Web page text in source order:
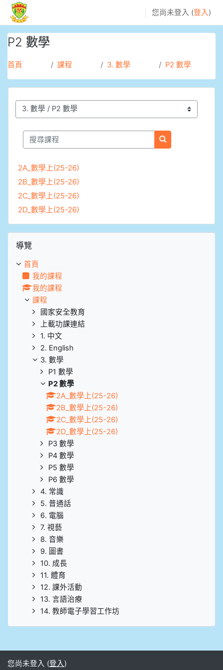
跳至主內容
您尚未登入 (登入 )
P2 數學
首頁 課程 3. 數學 P2 數學
課程類別
搜尋課程
搜尋課程
2A_數學上(25-26)
2B_數學上(25-26)
2C_數學上(25-26)
2D_數學上(25-26)
跳過導覽區塊
導覽
首頁
我的課程
我的課程
課程
國家安全教育
上載功課連結
1. 中文
2. English
3. 數學
P1 數學
P2 數學
2A_數學上(25-26)
2B_數學上(25-26)
2C_數學上(25-26)
2D_數學上(25-26)
P3 數學
P4 數學
P5 數學
P6 數學
4. 常識
5. 普通話
6. 電腦
7. 視藝
8. 音樂
9. 圖書
10. 成長
11. 體育
12. 課外活動
13. 言語治療
14. 教師電子學習工作坊
您尚未登入 (登入)